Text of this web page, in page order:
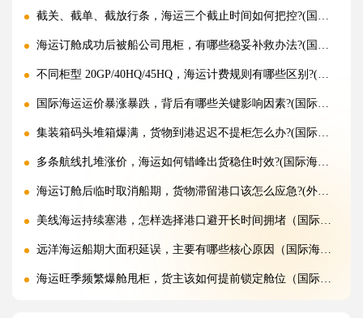
截关、截单、截放行条，海运三个截止时间如何把控?(国际海运干货知识分享)
海运订舱成功后被船公司甩柜，有哪些稳妥补救办法?(国际海运干货知识分享)
不同柜型 20GP/40HQ/45HQ，海运计费规则有哪些区别?(国际海运干货知识分享)
国际海运运价暴涨暴跌，背后有哪些关键影响因素?(国际海运干货知识分享)
集装箱码头堆箱爆满，货物到港迟迟不提柜怎么办?(国际海运干货知识分享)
多条航线扎堆涨价，海运如何错峰出货稳住时效?(国际海运干货知识分享)
海运订舱后临时取消船期，货物滞留港口该怎么应急?(外贸人请注意)
美线海运持续塞港，怎样选择港口避开长时间拥堵（国际海运干货知识分享）
远洋海运船期大面积延误，主要有哪些核心原因（国际海运干货知识分享）
海运旺季频繁爆舱甩柜，货主该如何提前锁定舱位（国际海运干货知识分享）